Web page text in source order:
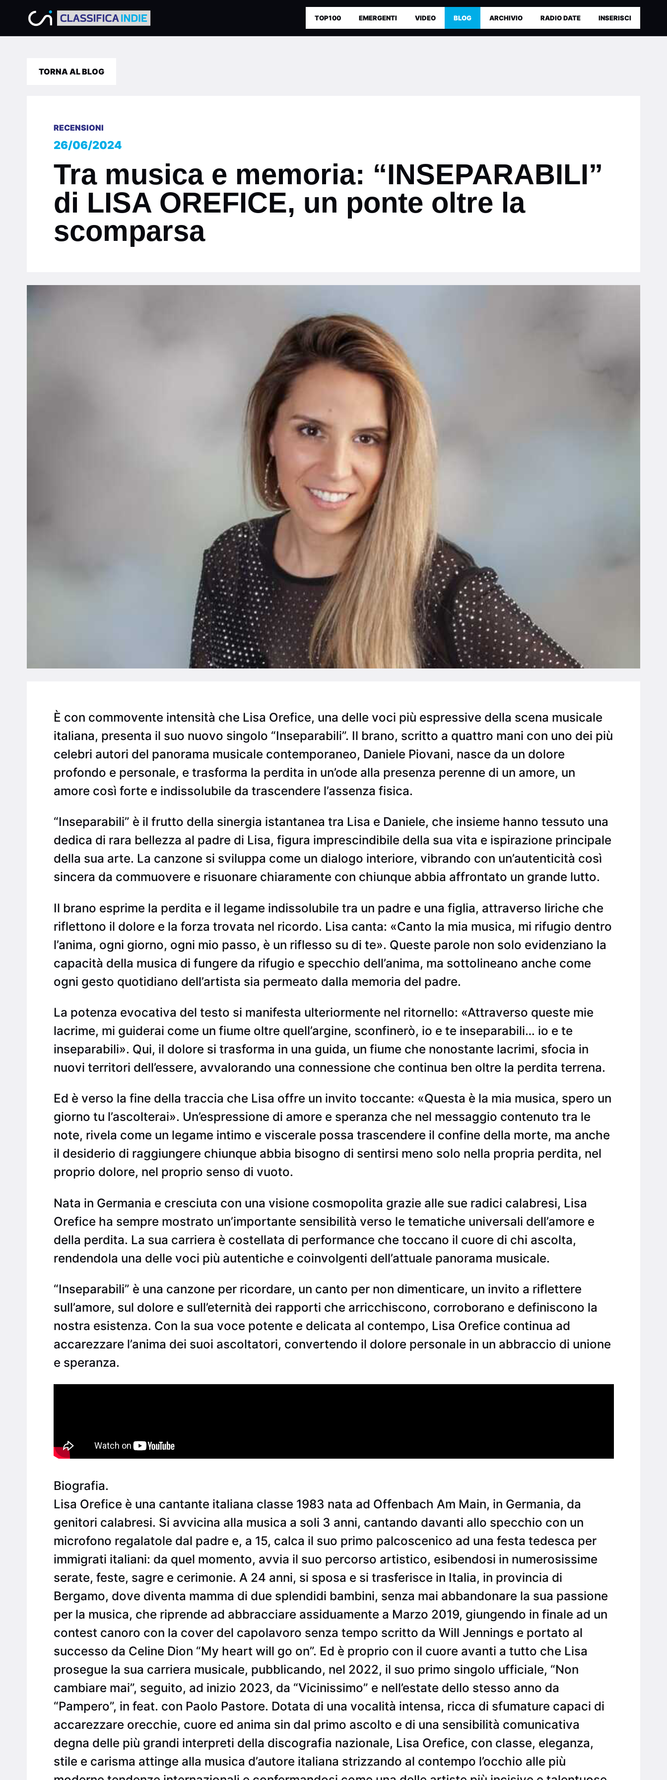
TOP100 EMERGENTI VIDEO BLOG ARCHIVIO RADIO DATE INSERISCI
TORNA AL BLOG
RECENSIONI
26/06/2024
Tra musica e memoria: “INSEPARABILI”
di LISA OREFICE, un ponte oltre la
scomparsa
È con commovente intensità che Lisa Orefice, una delle voci più espressive della scena musicale
italiana, presenta il suo nuovo singolo “Inseparabili”. Il brano, scritto a quattro mani con uno dei più
celebri autori del panorama musicale contemporaneo, Daniele Piovani, nasce da un dolore
profondo e personale, e trasforma la perdita in un’ode alla presenza perenne di un amore, un
amore così forte e indissolubile da trascendere l’assenza fisica.
“Inseparabili” è il frutto della sinergia istantanea tra Lisa e Daniele, che insieme hanno tessuto una
dedica di rara bellezza al padre di Lisa, figura imprescindibile della sua vita e ispirazione principale
della sua arte. La canzone si sviluppa come un dialogo interiore, vibrando con un’autenticità così
sincera da commuovere e risuonare chiaramente con chiunque abbia affrontato un grande lutto.
Il brano esprime la perdita e il legame indissolubile tra un padre e una figlia, attraverso liriche che
riflettono il dolore e la forza trovata nel ricordo. Lisa canta: «Canto la mia musica, mi rifugio dentro
l’anima, ogni giorno, ogni mio passo, è un riflesso su di te». Queste parole non solo evidenziano la
capacità della musica di fungere da rifugio e specchio dell’anima, ma sottolineano anche come
ogni gesto quotidiano dell’artista sia permeato dalla memoria del padre.
La potenza evocativa del testo si manifesta ulteriormente nel ritornello: «Attraverso queste mie
lacrime, mi guiderai come un fiume oltre quell’argine, sconfinerò, io e te inseparabili… io e te
inseparabili». Qui, il dolore si trasforma in una guida, un fiume che nonostante lacrimi, sfocia in
nuovi territori dell’essere, avvalorando una connessione che continua ben oltre la perdita terrena.
Ed è verso la fine della traccia che Lisa offre un invito toccante: «Questa è la mia musica, spero un
giorno tu l’ascolterai». Un’espressione di amore e speranza che nel messaggio contenuto tra le
note, rivela come un legame intimo e viscerale possa trascendere il confine della morte, ma anche
il desiderio di raggiungere chiunque abbia bisogno di sentirsi meno solo nella propria perdita, nel
proprio dolore, nel proprio senso di vuoto.
Nata in Germania e cresciuta con una visione cosmopolita grazie alle sue radici calabresi, Lisa
Orefice ha sempre mostrato un’importante sensibilità verso le tematiche universali dell’amore e
della perdita. La sua carriera è costellata di performance che toccano il cuore di chi ascolta,
rendendola una delle voci più autentiche e coinvolgenti dell’attuale panorama musicale.
“Inseparabili” è una canzone per ricordare, un canto per non dimenticare, un invito a riflettere
sull’amore, sul dolore e sull’eternità dei rapporti che arricchiscono, corroborano e definiscono la
nostra esistenza. Con la sua voce potente e delicata al contempo, Lisa Orefice continua ad
accarezzare l’anima dei suoi ascoltatori, convertendo il dolore personale in un abbraccio di unione
e speranza.
Biografia.
Lisa Orefice è una cantante italiana classe 1983 nata ad Offenbach Am Main, in Germania, da
genitori calabresi. Si avvicina alla musica a soli 3 anni, cantando davanti allo specchio con un
microfono regalatole dal padre e, a 15, calca il suo primo palcoscenico ad una festa tedesca per
immigrati italiani: da quel momento, avvia il suo percorso artistico, esibendosi in numerosissime
serate, feste, sagre e cerimonie. A 24 anni, si sposa e si trasferisce in Italia, in provincia di
Bergamo, dove diventa mamma di due splendidi bambini, senza mai abbandonare la sua passione
per la musica, che riprende ad abbracciare assiduamente a Marzo 2019, giungendo in finale ad un
contest canoro con la cover del capolavoro senza tempo scritto da Will Jennings e portato al
successo da Celine Dion “My heart will go on”. Ed è proprio con il cuore avanti a tutto che Lisa
prosegue la sua carriera musicale, pubblicando, nel 2022, il suo primo singolo ufficiale, “Non
cambiare mai”, seguito, ad inizio 2023, da “Vicinissimo” e nell’estate dello stesso anno da
“Pampero”, in feat. con Paolo Pastore. Dotata di una vocalità intensa, ricca di sfumature capaci di
accarezzare orecchie, cuore ed anima sin dal primo ascolto e di una sensibilità comunicativa
degna delle più grandi interpreti della discografia nazionale, Lisa Orefice, con classe, eleganza,
stile e carisma attinge alla musica d’autore italiana strizzando al contempo l’occhio alle più